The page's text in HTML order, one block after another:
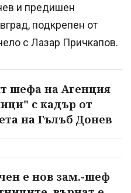
и предишен
подкрепен от
с Лазар Причкапов.
шефа на Агенция
с кадър от
на Гълъб Донев
е нов зам.-шеф